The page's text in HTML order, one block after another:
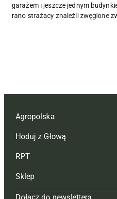
garażem i jeszcze jednym
rano strażacy znaleźli zwęglone
Agropolska
Redakcja
Reklama
Tagi
Hoduj z Głową
Hoduj z głową bydło
Hoduj z głową świnie
RPT
Redakcja
Sklep